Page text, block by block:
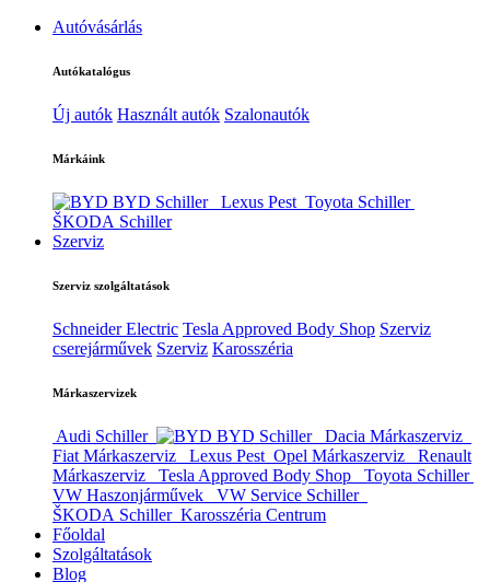
Autóvásárlás
Autókatalógus
Új autók Használt autók Szalonautók
Márkáink
BYD Schiller Lexus Pest Toyota Schiller
ŠKODA Schiller
Szerviz
Szerviz szolgáltatások
Schneider Electric Tesla Approved Body Shop Szerviz
cserejárművek Szerviz Karosszéria
Márkaszervizek
Audi Schiller BYD Schiller
Dacia Márkaszerviz
Fiat Márkaszerviz
Lexus Pest Opel Márkaszerviz
Renault
Márkaszerviz
Tesla Approved Body Shop
Toyota Schiller
VW Haszonjárművek
VW Service Schiller
ŠKODA Schiller Karosszéria Centrum
Főoldal
Szolgáltatások
Blog